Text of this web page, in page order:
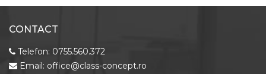
CONTACT
Telefon: 0755.560.372
Email: office@class-concept.ro